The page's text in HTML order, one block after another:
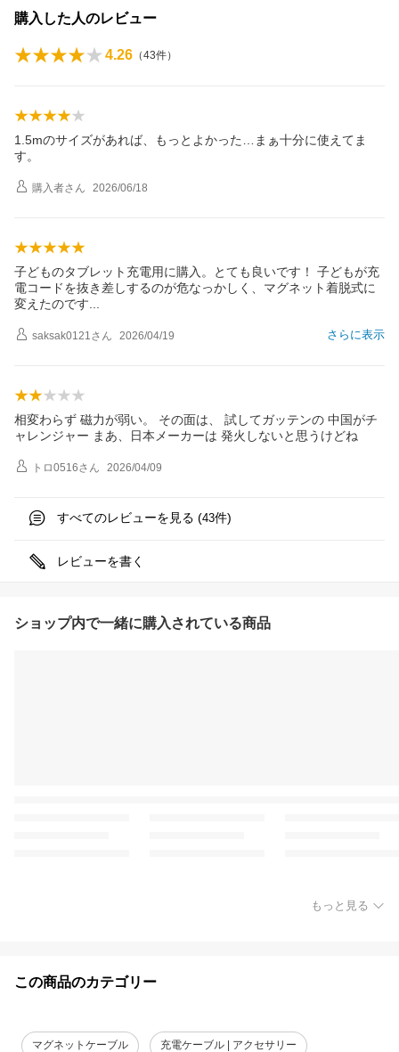
購入した人のレビュー
4.26 （43件）
1.5mのサイズがあれば、もっとよかった…まぁ十分に使えてま
す。
購入者さん 2026/06/18
子どものタブレット充電用に購入。とても良いです！ 子どもが充
電コードを抜き差しするのが危なっかしく、マグネット着脱式に
変えたのです
さらに表示
saksak0121さん 2026/04/19
相変わらず 磁力が弱い。 その面は、 試してガッテンの 中国がチ
ャレンジャー まあ、日本メーカーは 発火しないと思うけどね
トロ0516さん 2026/04/09
すべてのレビューを見る (43件)
レビューを書く
ショップ内で一緒に購入されている商品
もっと見る
この商品のカテゴリー
マグネットケーブル 充電ケーブル | アクセサリー